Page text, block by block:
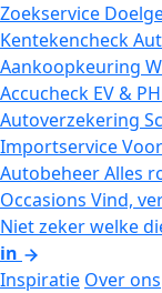
Zoekservice
Kentekencheck
Aankoopkeuring
Accucheck EV &
Autoverzekering
Importservice
AutobeheerAlles
Occasions Vind,
Niet zeker welke
in
Inspiratie Over ons